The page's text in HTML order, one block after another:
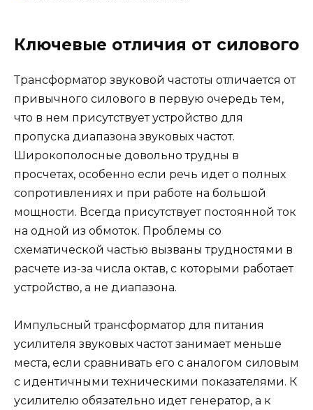
Ключевые отличия от силового
Трансформатор звуковой частоты отличается от
привычного силового в первую очередь тем,
что в нем присутствует устройство для
пропуска диапазона звуковых частот.
Широкополосные довольно трудны в
просчетах, особенно если речь идет о полных
сопротивлениях и при работе на большой
мощности. Всегда присутствует постоянной ток
на одной из обмоток. Проблемы со
схематической частью вызваны трудностями в
расчете из-за числа октав, с которыми работает
устройство, а не диапазона.
Импульсный трансформатор для питания
усилителя звуковых частот занимает меньше
места, если сравнивать его с аналогом силовым
с идентичными техническими показателями. К
усилителю обязательно идет генератор, а к